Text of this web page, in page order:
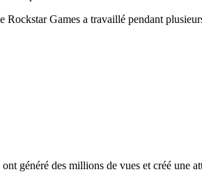
Games a travaillé pendant
généré des millions de vues et créé une